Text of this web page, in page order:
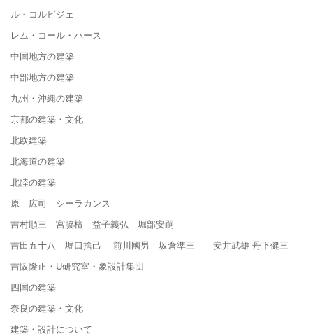
ル・コルビジェ
レム・コール・ハース
中国地方の建築
中部地方の建築
九州・沖縄の建築
京都の建築・文化
北欧建築
北海道の建築
北陸の建築
原 広司 シーラカンス
吉村順三 宮脇檀 益子義弘 堀部安嗣
吉田五十八 堀口捨己 前川國男 坂倉準三 安井武雄 丹下健三
吉阪隆正・U研究室・象設計集団
四国の建築
奈良の建築・文化
建築・設計について